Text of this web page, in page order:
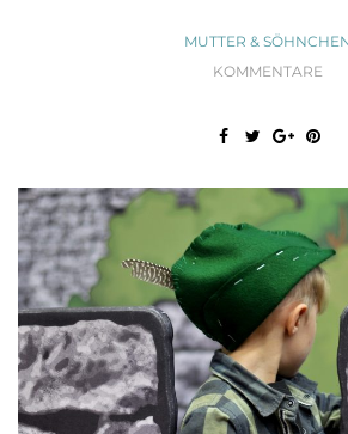
MUTTER &
KOMMENTARE